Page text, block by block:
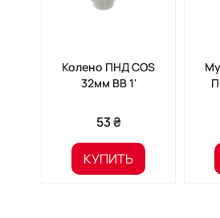
Колено ПНД COS
32мм ВВ 1'
53 ₴
КУПИТЬ